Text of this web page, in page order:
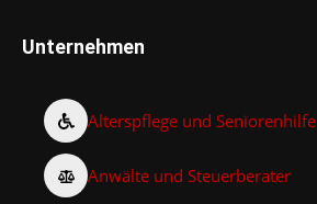
Unternehmen
Alterspflege und Seniorenhilfe
Anwälte und Steuerberater